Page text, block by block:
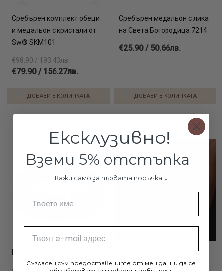
Сребърен комплект обеци
и медальон с кристали от
Sw® SKM101
€98.90 / 193.43лв.
€79.90 / 156.27лв.
ДОБАВИ В КОЛИЧКАТА
Сребърен медальон с лика
на Света Богородица 7214
€25.90 / 50.66лв.
ДОБАВИ В КОЛИЧКАТА
Мъжка кожена гривна R1
-8%
Сребърно колие с име по
избор и коронка
Ексклузивно!
Вземи 5% отстъпка
Важи само за първата поръчка ↓
Съгласен съм предоставените от мен данни да се